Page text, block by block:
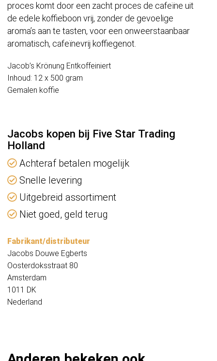
proces komt door een zacht proces de cafeïne uit
de edele koffieboon vrij, zonder de gevoelige
aroma’s aan te tasten, voor een onweerstaanbaar
aromatisch, cafeïnevrij koffiegenot.
Jacob’s Krönung Entkoffeiniert
Inhoud: 12 x 500 gram
Gemalen koffie
Jacobs kopen bij Five Star Trading
Holland
Achteraf betalen mogelijk
Snelle levering
Uitgebreid assortiment
Niet goed, geld terug
Fabrikant/distributeur
Jacobs Douwe Egberts
Oosterdoksstraat 80
Amsterdam
1011 DK
Nederland